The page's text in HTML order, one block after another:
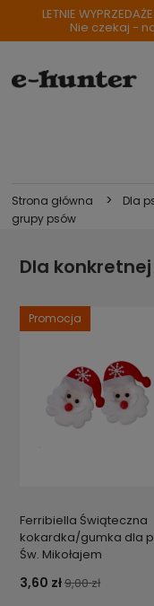
LETNIE
Nie czekaj -
Strona główna > Dla
grupy psów
Dla
Ferribiella Świąteczna
kokardka/gumka dla
Św. Mikołajem
3,60 zł9,00 zł
Promocja